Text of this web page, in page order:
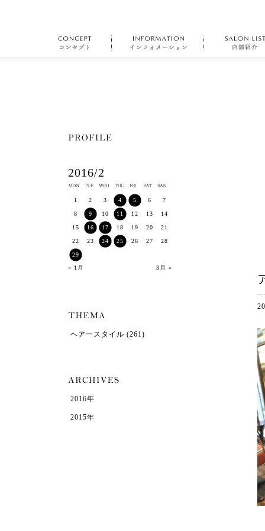
2016/2
« 1月 3月 »
1 2 3 4 5 6 7
8 9 10 11 12 13 14
15 16 17 18 19 20 21
22 23 24 25 26 27 28
29
ヘアースタイル (261)
2016年
2015年